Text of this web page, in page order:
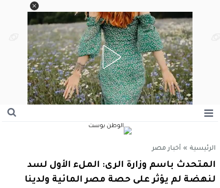
الرئيسية » أخبار مصر
المتحدث باسم وزارة الرى: الملء الأول لسد
لنهضة لم يؤثر على حصة مصر المائية ولدينا